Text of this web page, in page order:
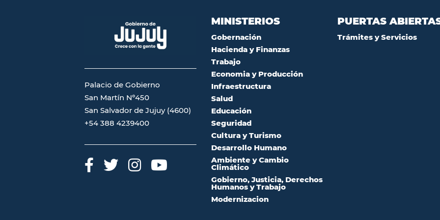
Palacio de Gobierno
San Martín Nº450
San Salvador de Jujuy (4600)
+54 388 4239400
MINISTERIOS
Gobernación
Hacienda y Finanzas
Trabajo
Economia y Producción
Infraestructura
Salud
Educación
Seguridad
Cultura y Turismo
Desarrollo Humano
Ambiente y Cambio
Climático
Gobierno, Justicia, Derechos
Humanos y Trabajo
Modernizacion
PUERTAS
Trámites y Servicios